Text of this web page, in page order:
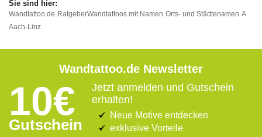
Wandtattoo.de RatgeberWandtattoos mit Namen Orts- und Städtenamen A
Aach-Linz
Wandtattoo.de Newsletter
10€
Gutschein
Jetzt anmelden und Gutschein
erhalten!
Neue Motive entdecken
exklusive Vorteile